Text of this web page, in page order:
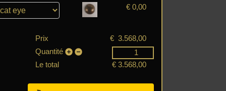
€ 0,00
Prix € 3.568,00
Quantité
Le total
€ 3.568,00